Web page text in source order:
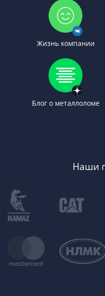
Жизнь компании
Блог о металлоломе
Наши